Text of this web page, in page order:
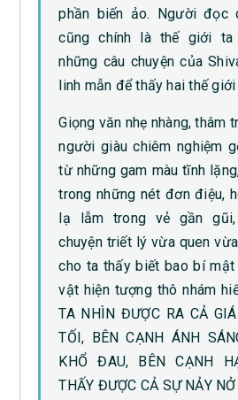
phần biến ảo. Người đọc
cũng chính là thế giới ta
những câu chuyện của
linh mẫn để thấy hai thế
Giọng văn nhẹ nhàng, thâm
người giàu chiêm nghiệm
từ những gam màu tĩnh
trong những nét đơn điệu,
lạ lẫm trong vẻ gần
chuyện triết lý vừa quen
cho ta thấy biết bao bí
vật hiện tượng thô nhám
TA NHÌN ĐƯỢC RA CẢ
TỐI, BÊN CẠNH ÁNH
KHỔ ĐAU, BÊN CẠNH
THẤY ĐƯỢC CẢ SỰ NẢY